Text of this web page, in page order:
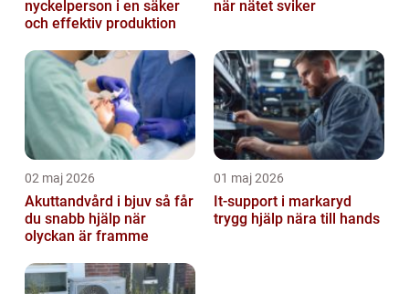
nyckelperson i en säker
och effektiv produktion
när nätet sviker
02 maj 2026
Akuttandvård i bjuv så får
du snabb hjälp när
olyckan är framme
01 maj 2026
It-support i markaryd
trygg hjälp nära till hands